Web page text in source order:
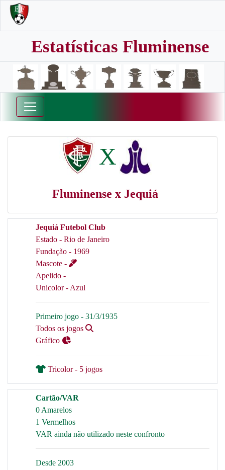
Estatísticas Fluminense
X
Fluminense x Jequiá
Jequiá Futebol Club
Estado - Rio de Janeiro
Fundação - 1969
Mascote -
Apelido -
Unicolor - Azul
Primeiro jogo - 31/3/1935
Todos os jogos
Gráfico
Tricolor - 5 jogos
Cartão/VAR
0 Amarelos
1 Vermelhos
VAR ainda não utilizado neste confronto
Desde 2003